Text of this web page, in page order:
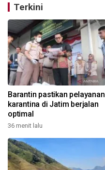
Terkini
Barantin pastikan pelayanan
karantina di Jatim berjalan
optimal
36 menit lalu